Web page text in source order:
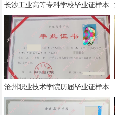
长沙工业高等专科学校毕业证样本
模板
沧州职业技术学院历届毕业证样本
模板